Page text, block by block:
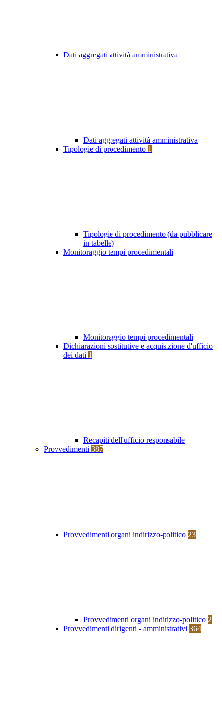
Dati aggregati attività amministrativa
Dati aggregati attività amministrativa
Tipologie di procedimento 1
Tipologie di procedimento (da pubblicare
in tabelle)
Monitoraggio tempi procedimentali
Monitoraggio tempi procedimentali
Dichiarazioni sostitutive e acquisizione d'ufficio
dei dati 1
Recapiti dell'ufficio responsabile
Provvedimenti 387
Provvedimenti organi indirizzo-politico 23
Provvedimenti organi indirizzo-politico 2
Provvedimenti dirigenti - amministrativi 364